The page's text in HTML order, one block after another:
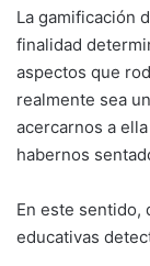
La gamificación
finalidad
aspectos que
realmente sea
acercarnos a
habernos
En este sentido,
educativas